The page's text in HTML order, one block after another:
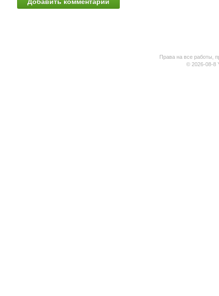
Права на все работы,
© 2026-08-8